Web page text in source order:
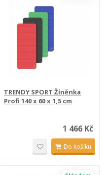
TRENDY SPORT Žíněnka
Profi 140 x 60 x 1,5 cm
1 466 Kč
Do košíku